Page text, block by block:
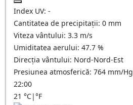
Index UV: -
Cantitatea de precipitații: 0 mm
Viteza vântului: 3.3 m/s
Umiditatea aerului: 47.7 %
Direcția vântului: Nord-Nord-Est
Presiunea atmosferică: 764 mm/Hg
22:00
21 °C|°F